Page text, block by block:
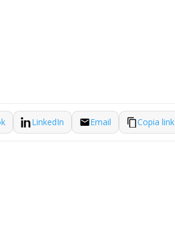
LinkedIn Email Copia link